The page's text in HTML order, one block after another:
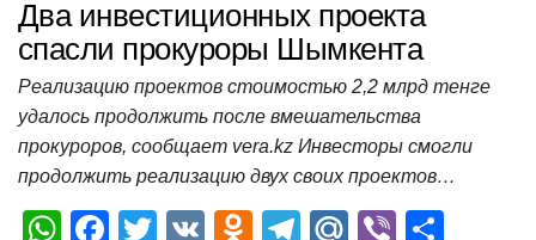
Два инвестиционных проекта
спасли прокуроры Шымкента
Реализацию проектов стоимостью 2,2 млрд тенге
удалось продолжить после вмешательства
прокуроров, сообщает vera.kz Инвесторы смогли
продолжить реализацию двух своих проектов…
W
F
T
V
O
T
M
Vi